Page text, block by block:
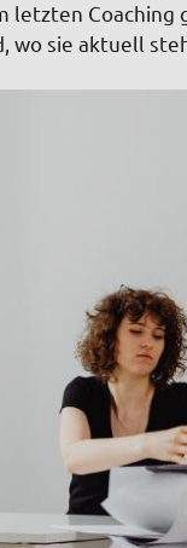
letzten
wo sie aktuell